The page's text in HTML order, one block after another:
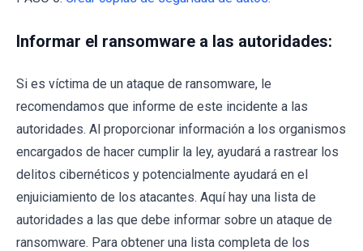
Informar el ransomware a las autoridades:
Si es víctima de un ataque de ransomware, le
recomendamos que informe de este incidente a las
autoridades. Al proporcionar información a los organismos
encargados de hacer cumplir la ley, ayudará a rastrear los
delitos cibernéticos y potencialmente ayudará en el
enjuiciamiento de los atacantes. Aquí hay una lista de
autoridades a las que debe informar sobre un ataque de
ransomware. Para obtener una lista completa de los